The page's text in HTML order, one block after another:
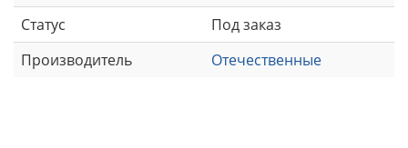
Статус
Под заказ
Производитель
Отечественные